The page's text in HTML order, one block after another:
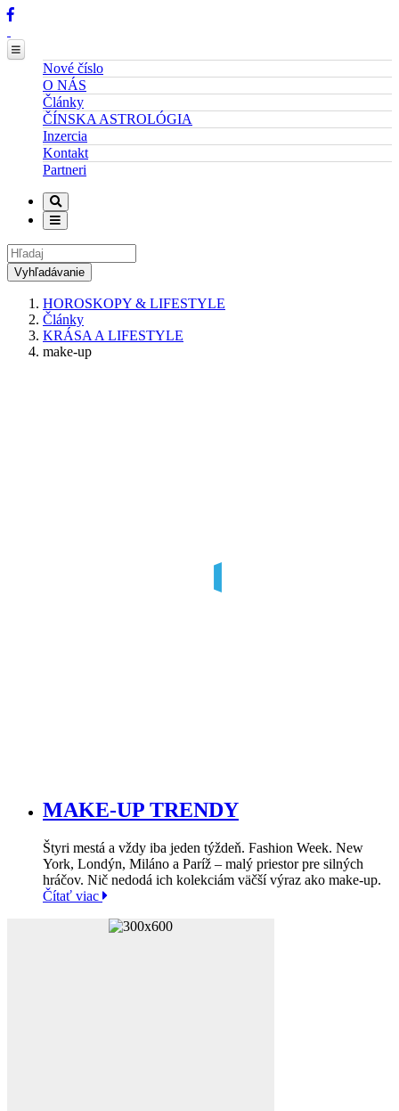
Nové číslo
O NÁS
Články
ČÍNSKA ASTROLÓGIA
Inzercia
Kontakt
Partneri
Vyhľadávanie
Breadcrumb
HOROSKOPY & LIFESTYLE
Články
KRÁSA A LIFESTYLE
make-up
MAKE-UP TRENDY
Štyri mestá a vždy iba jeden týždeň. Fashion Week. New
York, Londýn, Miláno a Paríž – malý priestor pre silných
hráčov. Nič nedodá ich kolekciám väčší výraz ako make-up.
Čítať viac